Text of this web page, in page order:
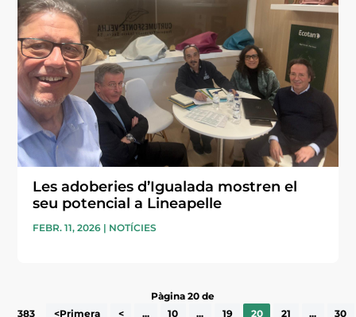
Les adoberies d’Igualada mostren el
seu potencial a Lineapelle
FEBR. 11, 2026 | NOTÍCIES
Pàgina 20 de
383
<Primera < ... 10 ... 19 20 21 ... 30